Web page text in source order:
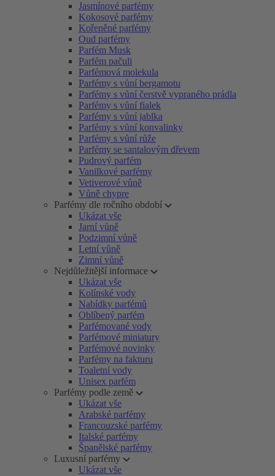
Jasmínové parfémy
Kokosové parfémy
Kořeněné parfémy
Oud parfémy
Parfém Musk
Parfém pačuli
Parfémová molekula
Parfémy s vůní bergamotu
Parfémy s vůní čerstvě vypraného prádla
Parfémy s vůní fialek
Parfémy s vůní jablka
Parfémy s vůní konvalinky
Parfémy s vůní růže
Parfémy se santalovým dřevem
Pudrový parfém
Vanilkové parfémy
Vetiverové vůně
Vůně chypre
Parfémy dle ročního období
Ukázat vše
Jarní vůně
Podzimní vůně
Letní vůně
Zimní vůně
Nejdůležitější informace
Ukázat vše
Kolínské vody
Nabídky parfémů
Oblíbený parfém
Parfémované vody
Parfémové miniatury
Parfémové novinky
Parfémy na fakturu
Toaletní vody
Unisex parfém
Parfémy podle země
Ukázat vše
Arabské parfémy
Francouzské parfémy
Italské parfémy
Španělské parfémy
Luxusní parfémy
Ukázat vše